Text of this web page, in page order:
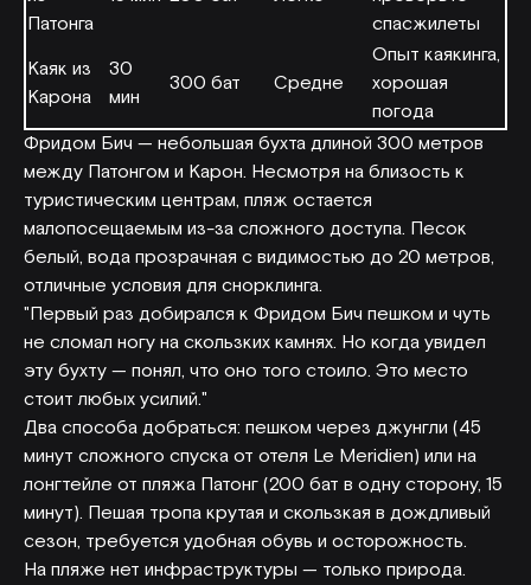
Патонга
спасжилеты
Каяк из
Карона
30
мин
300 бат Средне
Опыт каякинга,
хорошая
погода
Фридом Бич — небольшая бухта длиной 300 метров
между Патонгом и Карон. Несмотря на близость к
туристическим центрам, пляж остается
малопосещаемым из-за сложного доступа. Песок
белый, вода прозрачная с видимостью до 20 метров,
отличные условия для снорклинга.
"Первый раз добирался к Фридом Бич пешком и чуть
не сломал ногу на скользких камнях. Но когда увидел
эту бухту — понял, что оно того стоило. Это место
стоит любых усилий."
Два способа добраться: пешком через джунгли (45
минут сложного спуска от отеля Le Meridien) или на
лонгтейле от пляжа Патонг (200 бат в одну сторону, 15
минут). Пешая тропа крутая и скользкая в дождливый
сезон, требуется удобная обувь и осторожность.
На пляже нет инфраструктуры — только природа.